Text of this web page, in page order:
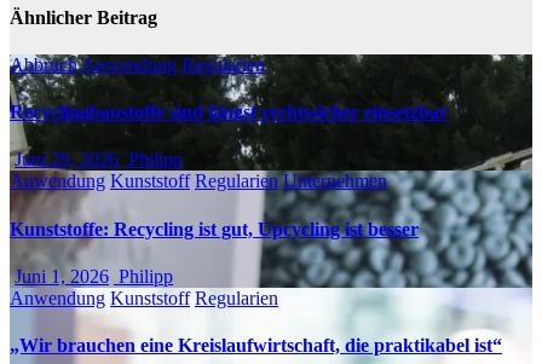
Ähnlicher Beitrag
AbbruchAnwendung Regularien
Recyclingbaustoffe sind längst rechtssicher einsetzbar
Juni 29, 2026 Philipp
Anwendung Kunststoff Regularien Unternehmen
Kunststoffe: Recycling ist gut, Upcycling ist besser
Juni 1, 2026 Philipp
Anwendung Kunststoff Regularien
„Wir brauchen eine Kreislaufwirtschaft, die praktikabel ist“